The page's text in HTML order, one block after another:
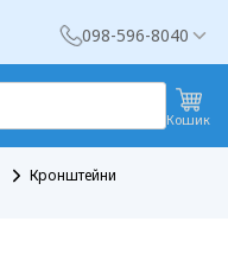
098-596-8040
Кошик
Кронштейни